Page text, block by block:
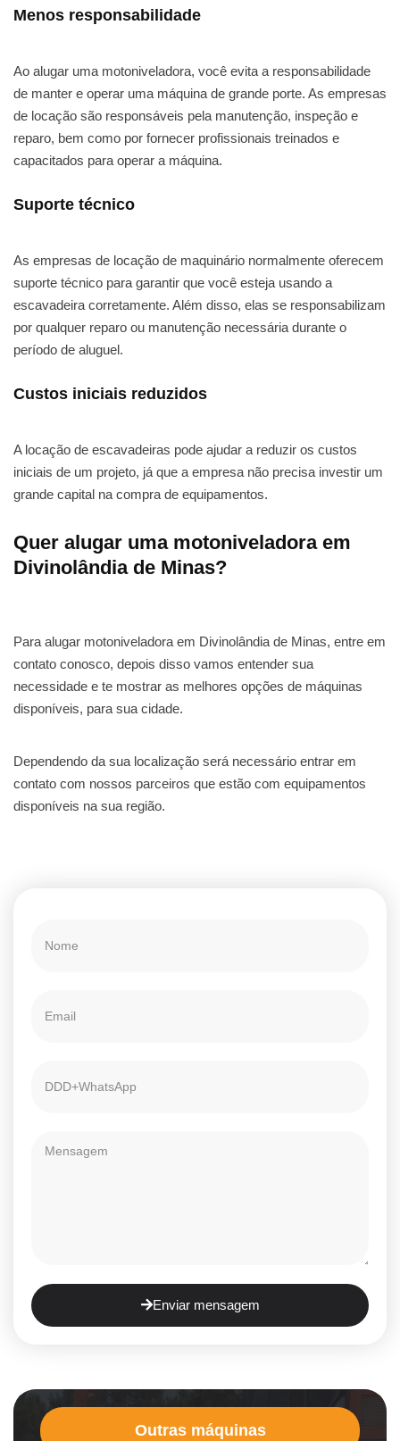
Menos responsabilidade
Ao alugar uma motoniveladora, você evita a responsabilidade
de manter e operar uma máquina de grande porte. As empresas
de locação são responsáveis pela manutenção, inspeção e
reparo, bem como por fornecer profissionais treinados e
capacitados para operar a máquina.
Suporte técnico
As empresas de locação de maquinário normalmente oferecem
suporte técnico para garantir que você esteja usando a
escavadeira corretamente. Além disso, elas se responsabilizam
por qualquer reparo ou manutenção necessária durante o
período de aluguel.
Custos iniciais reduzidos
A locação de escavadeiras pode ajudar a reduzir os custos
iniciais de um projeto, já que a empresa não precisa investir um
grande capital na compra de equipamentos.
Quer alugar uma motoniveladora em
Divinolândia de Minas?
Para alugar motoniveladora em Divinolândia de Minas, entre em
contato conosco, depois disso vamos entender sua
necessidade e te mostrar as melhores opções de máquinas
disponíveis, para sua cidade.
Dependendo da sua localização será necessário entrar em
contato com nossos parceiros que estão com equipamentos
disponíveis na sua região.
Enviar mensagem
Outras máquinas